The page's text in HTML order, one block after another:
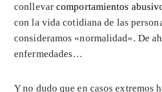
conllevarcomportamientos
con la vida cotidiana de las
consideramos «normalidad». De
enfermedades…
Y no dudo que en casos extremos